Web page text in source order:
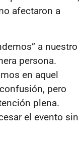
afectaron a
a nuestro
persona.
en aquel
pero
plena.
el evento sin